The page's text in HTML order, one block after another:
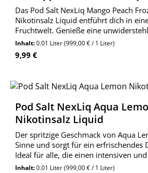
Das Pod Salt NexLiq Mango Peach
Nikotinsalz Liquid entführt dich in
Fruchtwelt. Genieße eine
aus süßen Früchten und erfrischender
Pod-Systeme und MTL-Dampfer.
Inhalt:0.01 Liter(999,00 € / 1 Liter)
Regulärer Preis:
9,99 €
Pod Salt NexLiq Aqua
Nikotinsalz Liquid
Der spritzige Geschmack von Aqua
Sinne und sorgt für ein erfrischendes
Ideal für alle, die einen intensiven
ausgewogenen Geschmack
Inhalt:0.01 Liter(999,00 € / 1 Liter)